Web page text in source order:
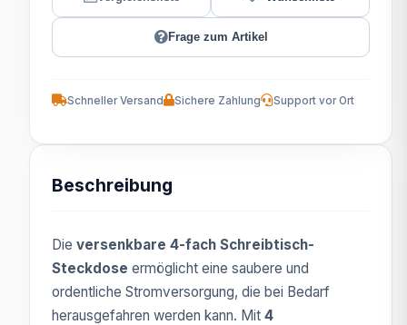
Frage zum Artikel
Schneller Versand Sichere Zahlung Support vor Ort
Beschreibung
Die versenkbare 4-fach Schreibtisch-
Steckdose ermöglicht eine saubere und
ordentliche Stromversorgung, die bei Bedarf
herausgefahren werden kann. Mit 4